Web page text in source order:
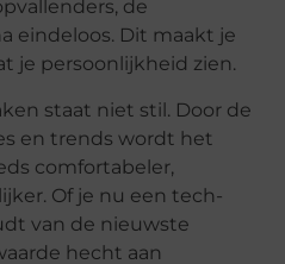
de
eindeloos. Dit maakt je
je persoonlijkheid zien.
staat niet stil. Door de
en trends wordt het
comfortabeler,
Of je nu een tech-
van de nieuwste
hecht aan